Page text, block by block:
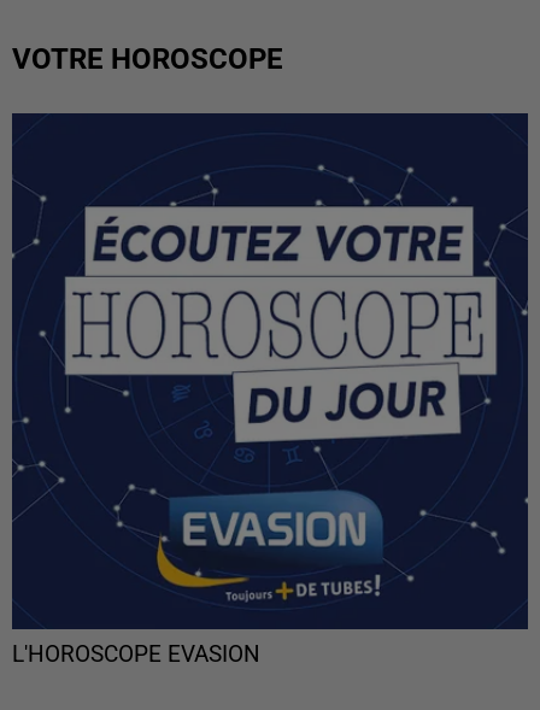
VOTRE HOROSCOPE
L'HOROSCOPE EVASION